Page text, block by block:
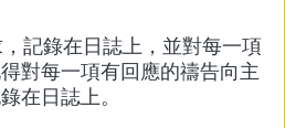
記錄在日誌上，並對每一項
對每一項有回應的禱告向主
在日誌上。